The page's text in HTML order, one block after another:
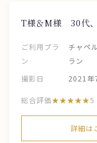
T様＆M様 30代
ご利用プラ
ン
チャペ
ラン
撮影日
2021年
総合評価 5
詳細は